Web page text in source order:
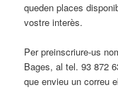
queden places
vostre interès.
Per preinscriure-us
Bages, al tel. 93 872
que envieu un correu